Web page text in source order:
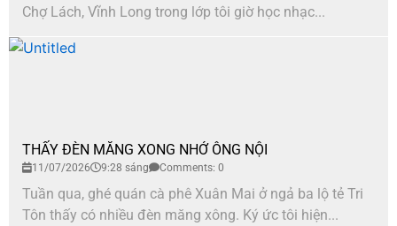
Chợ Lách, Vĩnh Long trong lớp tôi giờ học nhạc...
THẤY ĐÈN MĂNG XONG NHỚ ÔNG NỘI
11/07/2026 9:28 sáng Comments: 0
Tuần qua, ghé quán cà phê Xuân Mai ở ngả ba lộ tẻ Tri
Tôn thấy có nhiều đèn măng xông. Ký ức tôi hiện...